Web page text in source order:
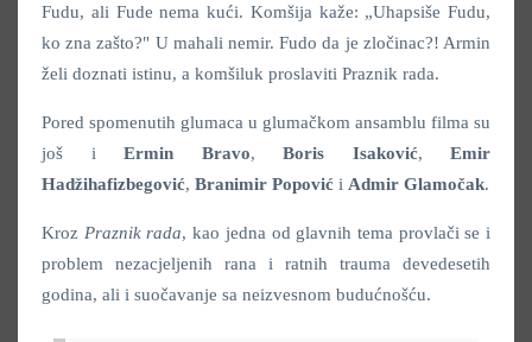
Fudu, ali Fude nema kući. Komšija kaže: „Uhapsiše Fudu,
ko zna zašto?" U mahali nemir. Fudo da je zločinac?! Armin
želi doznati istinu, a komšiluk proslaviti Praznik rada.
Pored spomenutih glumaca u glumačkom ansamblu filma su
još i Ermin Bravo, Boris Isaković, Emir
Hadžihafizbegović, Branimir Popović i Admir Glamočak.
Kroz Praznik rada, kao jedna od glavnih tema provlači se i
problem nezacjeljenih rana i ratnih trauma devedesetih
godina, ali i suočavanje sa neizvesnom budućnošću.